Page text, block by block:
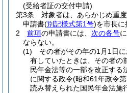
(受給者証の交付申請)
第3条
対象者は、あらかじめ重
申請書(別記様式第1号)を市長に
2
前項の申請書には、 次の各号
ならない。
(1)
その者がその年の1月1日
有していたときは、その者の
民年金法等の一部を改正する
に関する政令(昭和61年政令
読み替えられた国民年金法施